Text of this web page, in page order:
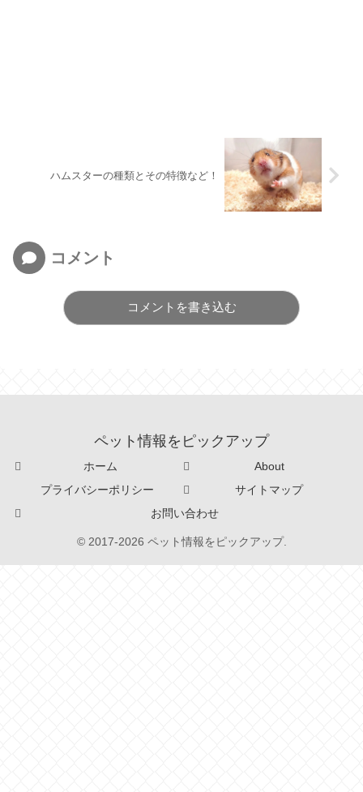
ハムスターの種類とその特徴など！
コメント
コメントを書き込む
ペット情報をピックアップ
ホーム
About
プライバシーポリシー
サイトマップ
お問い合わせ
© 2017-2026 ペット情報をピックアップ.